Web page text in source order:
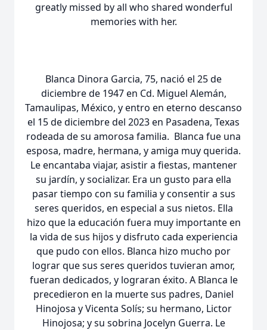
greatly missed by all who shared wonderful
memories with her.
Blanca Dinora Garcia, 75, nació el 25 de
diciembre de 1947 en Cd. Miguel Alemán,
Tamaulipas, México, y entro en eterno descanso
el 15 de diciembre del 2023 en Pasadena, Texas
rodeada de su amorosa familia. Blanca fue una
esposa, madre, hermana, y amiga muy querida.
Le encantaba viajar, asistir a fiestas, mantener
su jardín, y socializar. Era un gusto para ella
pasar tiempo con su familia y consentir a sus
seres queridos, en especial a sus nietos. Ella
hizo que la educación fuera muy importante en
la vida de sus hijos y disfruto cada experiencia
que pudo con ellos. Blanca hizo mucho por
lograr que sus seres queridos tuvieran amor,
fueran dedicados, y lograran éxito. A Blanca le
precedieron en la muerte sus padres, Daniel
Hinojosa y Vicenta Solís; su hermano, Lictor
Hinojosa; y su sobrina Jocelyn Guerra. Le